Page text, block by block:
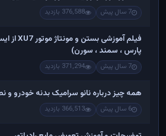
7 سال پیش 376,588 بازدید
پارس ، سمند ، سورن)
7 سال پیش 371,294 بازدید
همه چیز درباره نانو سرامیک بدنه خودرو و
6 سال پیش 366,513 بازدید